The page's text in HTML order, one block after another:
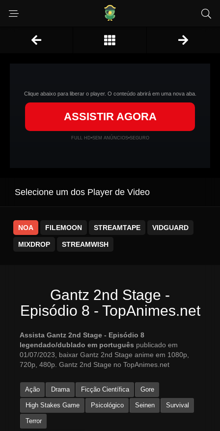
Clique abaixo para liberar o player. O conteúdo abrirá em uma nova aba.
ASSISTIR AGORA
FULL HD•SEM ANÚNCIOS•SEGURO
Selecione um dos Player de Video
NOA FILEMOON STREAMTAPE VIDGUARD
MIXDROP STREAMWISH
Gantz 2nd Stage -
Episódio 8 - TopAnimes.net
Assista Gantz 2nd Stage - Episódio 8
legendado/dublado em português publicado em
01/07/2023, baixar Gantz 2nd Stage anime em 1080p,
720p, 480p. Gantz 2nd Stage no TopAnimes.net
Ação Drama Ficção Científica Gore
High Stakes Game Psicológico Seinen Survival
Terror